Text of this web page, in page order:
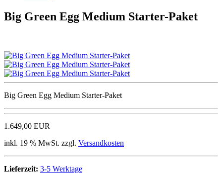
Big Green Egg Medium Starter-Paket
Big Green Egg Medium Starter-Paket
1.649,00 EUR
inkl. 19 % MwSt. zzgl. Versandkosten
Lieferzeit: 3-5 Werktage